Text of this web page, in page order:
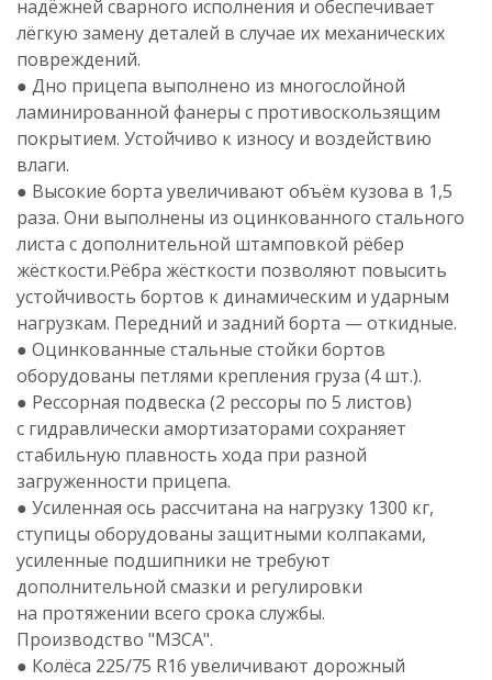
надёжней сварного исполнения и обеспечивает
лёгкую замену деталей в случае их механических
повреждений.
● Дно прицепа выполнено из многослойной
ламинированной фанеры с противоскользящим
покрытием. Устойчиво к износу и воздействию
влаги.
● Высокие борта увеличивают объём кузова в 1,5
раза. Они выполнены из оцинкованного стального
листа с дополнительной штамповкой рёбер
жёсткости.Рёбра жёсткости позволяют повысить
устойчивость бортов к динамическим и ударным
нагрузкам. Передний и задний борта — откидные.
● Оцинкованные стальные стойки бортов
оборудованы петлями крепления груза (4 шт.).
● Рессорная подвеска (2 рессоры по 5 листов)
с гидравлически амортизаторами сохраняет
стабильную плавность хода при разной
загруженности прицепа.
● Усиленная ось рассчитана на нагрузку 1300 кг,
ступицы оборудованы защитными колпаками,
усиленные подшипники не требуют
дополнительной смазки и регулировки
на протяжении всего срока службы.
Производство "МЗСА".
● Колёса 225/75 R16 увеличивают дорожный